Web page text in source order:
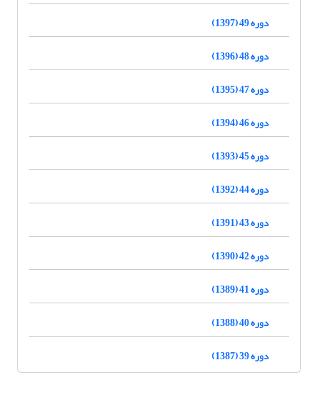
دوره 49 (1397)
دوره 48 (1396)
دوره 47 (1395)
دوره 46 (1394)
دوره 45 (1393)
دوره 44 (1392)
دوره 43 (1391)
دوره 42 (1390)
دوره 41 (1389)
دوره 40 (1388)
دوره 39 (1387)